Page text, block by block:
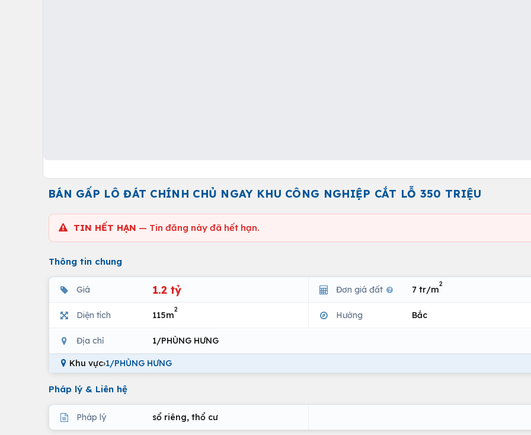
BÁN GẤP LÔ ĐÁT CHÍNH CHỦ NGAY KHU CÔNG NGHIỆP CẮT LỖ 350 TRIỆU
TIN HẾT HẠN — Tin đăng này đã hết hạn.
Thông tin chung
Giá 1.2 tỷ Đơn giá đất 7 tr/m
2
Diện tích 115m
2
Hướng Bắc
Địa chỉ 1/PHÙNG HƯNG
Khu vực›1/PHÙNG HƯNG
Pháp lý & Liên hệ
Pháp lý sổ riêng, thổ cư